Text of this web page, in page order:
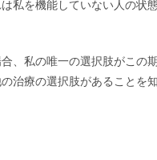
私を機能していない人の状
、私の唯一の選択肢がこの期
治療の選択肢があることを知